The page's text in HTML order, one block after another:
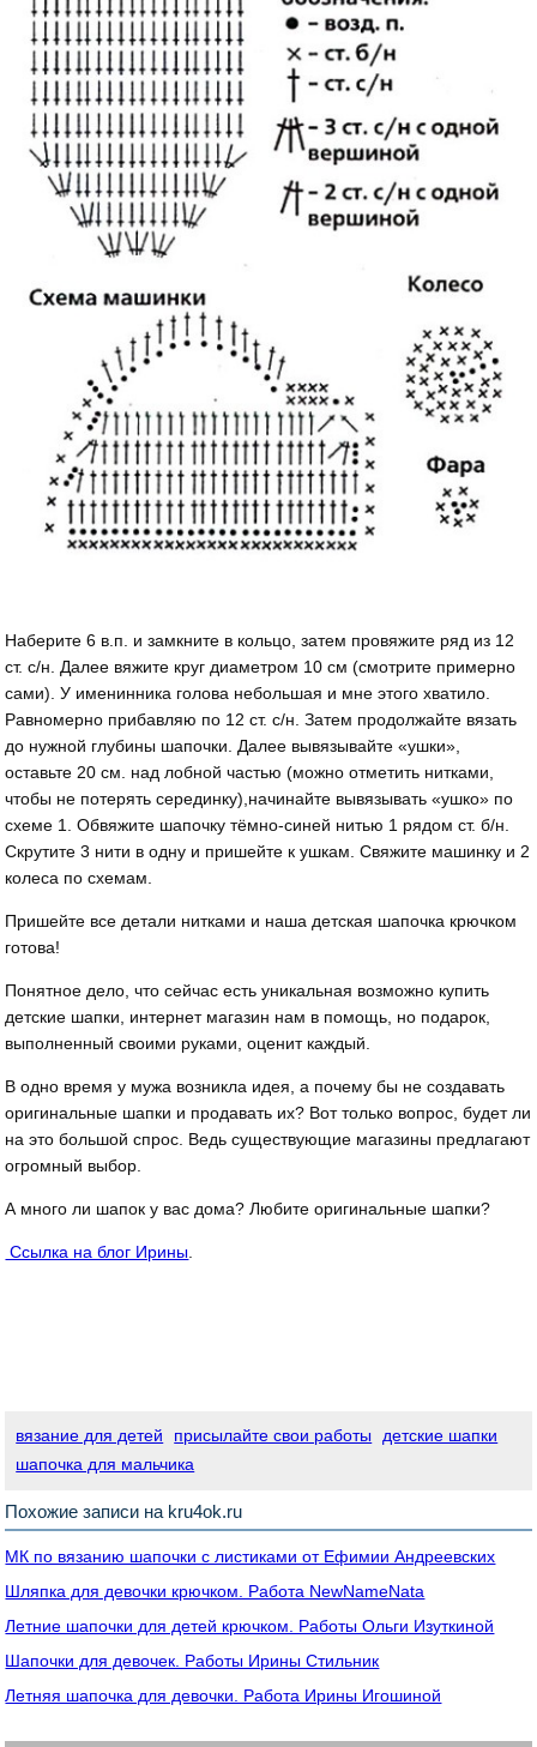
Наберите 6 в.п. и замкните в кольцо, затем провяжите ряд из 12
ст. с/н. Далее вяжите круг диаметром 10 см (смотрите примерно
сами). У именинника голова небольшая и мне этого хватило.
Равномерно прибавляю по 12 ст. с/н. Затем продолжайте вязать
до нужной глубины шапочки. Далее вывязывайте «ушки»,
оставьте 20 см. над лобной частью (можно отметить нитками,
чтобы не потерять серединку),начинайте вывязывать «ушко» по
схеме 1. Обвяжите шапочку тёмно-синей нитью 1 рядом ст. б/н.
Скрутите 3 нити в одну и пришейте к ушкам. Свяжите машинку и 2
колеса по схемам.
Пришейте все детали нитками и наша детская шапочка крючком
готова!
Понятное дело, что сейчас есть уникальная возможно купить
детские шапки, интернет магазин нам в помощь, но подарок,
выполненный своими руками, оценит каждый.
В одно время у мужа возникла идея, а почему бы не создавать
оригинальные шапки и продавать их? Вот только вопрос, будет ли
на это большой спрос. Ведь существующие магазины предлагают
огромный выбор.
А много ли шапок у вас дома? Любите оригинальные шапки?
Ссылка на блог Ирины.
вязание для детей присылайте свои работы
детские шапки
шапочка для мальчика
Похожие записи на kru4ok.ru
МК по вязанию шапочки с листиками от Ефимии Андреевских
Шляпка для девочки крючком. Работа NewNameNata
Летние шапочки для детей крючком. Работы Ольги Изуткиной
Шапочки для девочек. Работы Ирины Стильник
Летняя шапочка для девочки. Работа Ирины Игошиной